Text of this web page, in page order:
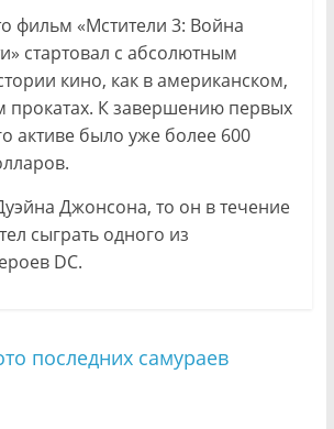
фильм «Мстители 3: Война
стартовал с абсолютным
кино, как в американском,
прокатах. К завершению первых
активе было уже более 600
Джонсона, то он в течение
сыграть одного из
DC.
последних самураев